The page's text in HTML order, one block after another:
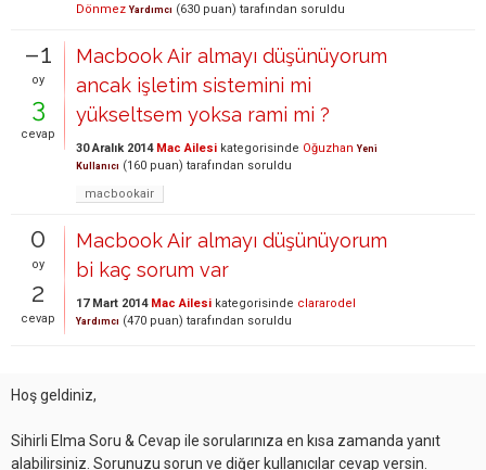
Dönmez Yardımcı (630 puan) tarafından soruldu
–1
oy
3
cevap
Macbook Air almayı düşünüyorum
ancak işletim sistemini mi
yükseltsem yoksa rami mi ?
30 Aralık 2014 Mac Ailesi kategorisinde Oğuzhan Yeni
Kullanıcı (160 puan) tarafından soruldu
macbookair
0
oy
2
cevap
Macbook Air almayı düşünüyorum
bi kaç sorum var
17 Mart 2014 Mac Ailesi kategorisinde clararodel
Yardımcı (470 puan) tarafından soruldu
Hoş geldiniz,
Sihirli Elma Soru & Cevap ile sorularınıza en kısa zamanda yanıt
alabilirsiniz. Sorunuzu sorun ve diğer kullanıcılar cevap versin.